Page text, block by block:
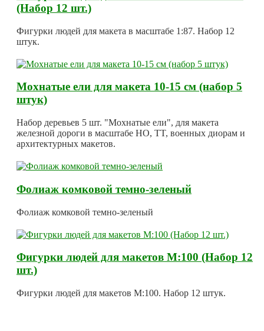
(Набор 12 шт.)
Фигурки людей для макета в масштабе 1:87. Набор 12
штук.
Мохнатые ели для макета 10-15 см (набор 5
штук)
Набор деревьев 5 шт. "Мохнатые ели", для макета
железной дороги в масштабе HO, TT, военных диорам и
архитектурных макетов.
Фолиаж комковой темно-зеленый
Фолиаж комковой темно-зеленый
Фигурки людей для макетов М:100 (Набор 12
шт.)
Фигурки людей для макетов М:100. Набор 12 штук.